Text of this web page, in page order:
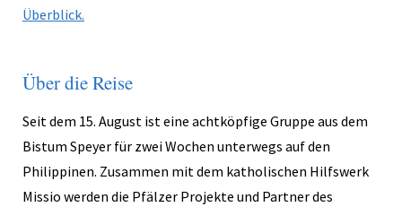
Überblick.
Über die Reise
Seit dem 15. August ist eine achtköpfige Gruppe aus dem
Bistum Speyer für zwei Wochen unterwegs auf den
Philippinen. Zusammen mit dem katholischen Hilfswerk
Missio werden die Pfälzer Projekte und Partner des